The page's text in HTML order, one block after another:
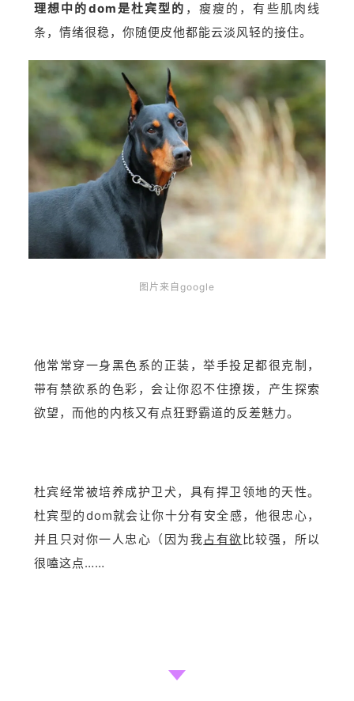
理想中的dom是杜宾型的 ，瘦瘦的，有些肌肉线
条，情绪很稳，你随便皮他都能云淡风轻的接住。
图片来自google
他常常穿一身黑色系的正装，举手投足都很克制，
带有禁欲系的色彩，会让你忍不住撩拨，产生探索
欲望，而他的内核又有点狂野霸道的反差魅力。
杜宾经常被培养成护卫犬，具有捍卫领地的天性。
杜宾型的dom就会让你十分有安全感，他很忠心，
并且只对你一人忠心（因为我占有欲 比较强，所以
很嗑这点……